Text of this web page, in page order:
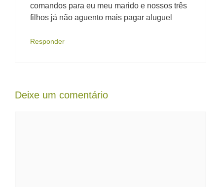
comandos para eu meu marido e nossos três
filhos já não aguento mais pagar aluguel
Responder
Deixe um comentário